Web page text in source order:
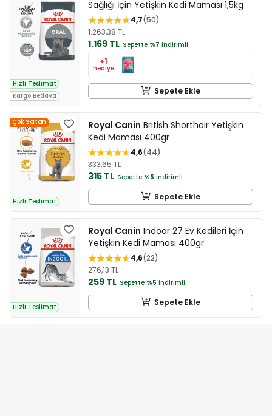
Hızlı Teslimat
Kargo Bedava
Sağlığı İçin Yetişkin Kedi Maması 1,5kg
4,7 50
1.263,38 TL
1.169 TL Sepette %7 indirimli
+1
hediye
Sepete Ekle
Çok Satan
Hızlı Teslimat
Royal Canin British Shorthair Yetişkin
Kedi Maması 400gr
4,6 44
333,65 TL
315 TL Sepette %5 indirimli
Sepete Ekle
Hızlı Teslimat
Royal Canin Indoor 27 Ev Kedileri İçin
Yetişkin Kedi Maması 400gr
4,6 22
276,13 TL
259 TL Sepette %5 indirimli
Sepete Ekle